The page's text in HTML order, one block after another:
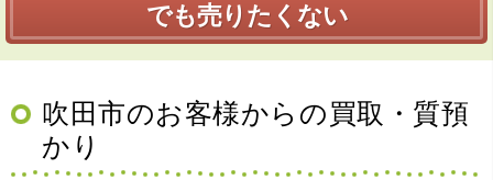
でも売りたくない
吹田市のお客様からの買取・質預
かり